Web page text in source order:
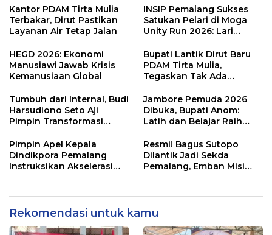
Kecamatan Belik
‘Pakopen’
Kantor PDAM Tirta Mulia
Terbakar, Dirut Pastikan
Layanan Air Tetap Jalan
INSIP Pemalang Sukses
Satukan Pelari di Moga
Unity Run 2026: Lari
Terangkat
HEGD 2026: Ekonomi
Manusiawi Jawab Krisis
Kemanusiaan Global
Bupati Lantik Dirut Baru
PDAM Tirta Mulia,
Tegaskan Tak Ada
yang Gagal
Tumbuh dari Internal, Budi
Harsudiono Seto Aji
Pimpin Transformasi
Jambore Pemuda 2026
Dibuka, Bupati Anom:
Latih dan Belajar Raih
Pimpin Apel Kepala
Dindikpora Pemalang
Instruksikan Akselerasi
Resmi! Bagus Sutopo
Dilantik Jadi Sekda
Pemalang, Emban Misi
Rekomendasi untuk kamu